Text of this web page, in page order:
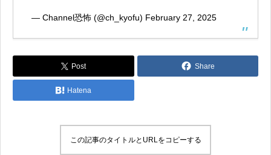
— Channel恐怖 (@ch_kyofu) February 27, 2025
Post Share
Hatena
この記事のタイトルとURLをコピーする